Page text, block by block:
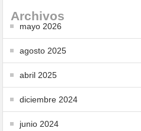
Archivos
mayo 2026
agosto 2025
abril 2025
diciembre 2024
junio 2024